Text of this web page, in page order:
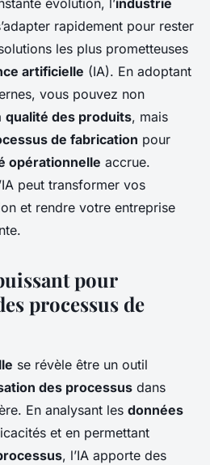
les
l'IA pour
des processus
•4 min de lecture
évolution, l’industrie
rapidement pour rester
les plus prometteuses
artificielle (IA). En adoptant
vous pouvez non
qualité des produits, mais
de fabrication pour
opérationnelle accrue.
peut transformer vos
et rendre votre entreprise
pour
processus de
se révèle être un outil
des processus dans
En analysant les données
et en permettant
, l’IA apporte des